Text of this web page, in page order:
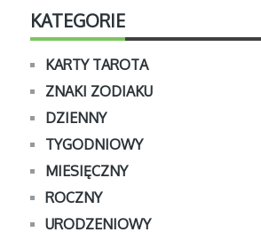
KATEGORIE
KARTY TAROTA
ZNAKI ZODIAKU
DZIENNY
TYGODNIOWY
MIESIĘCZNY
ROCZNY
URODZENIOWY